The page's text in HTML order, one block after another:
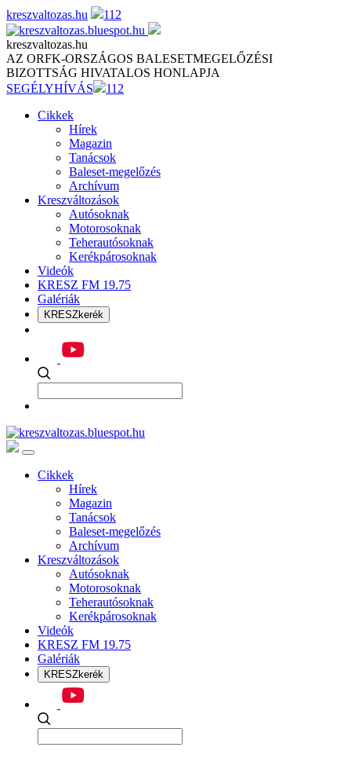
Skip
to
content
kreszvaltozas.hu 112
kreszvaltozas.hu
AZ ORFK-ORSZÁGOS BALESETMEGELŐZÉSI
BIZOTTSÁG HIVATALOS HONLAPJA
SEGÉLYHÍVÁS
112
Cikkek
Hírek
Magazin
Tanácsok
Baleset-megelőzés
Archívum
Kreszváltozások
Autósoknak
Motorosoknak
Teherautósoknak
Kerékpárosoknak
Videók
KRESZ FM 19.75
Galériák
KRESZkerék
Cikkek
Hírek
Magazin
Tanácsok
Baleset-megelőzés
Archívum
Kreszváltozások
Autósoknak
Motorosoknak
Teherautósoknak
Kerékpárosoknak
Videók
KRESZ FM 19.75
Galériák
KRESZkerék